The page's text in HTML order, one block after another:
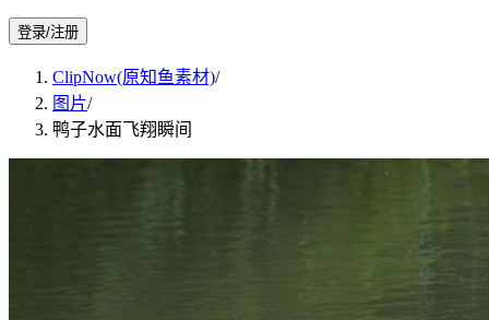
登录/注册
ClipNow(原知鱼素材)/
图片/
鸭子水面飞翔瞬间